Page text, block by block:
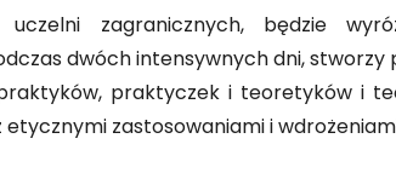
zagranicznych, będzie
dwóch intensywnych dni, stworzy
praktyczek i teoretyków i
zastosowaniami i